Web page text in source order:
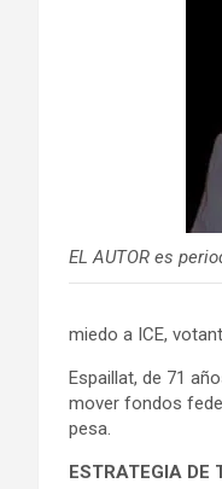
EL AUTOR es
miedo a ICE,
Espaillat, de 71
mover fondos
pesa.
ESTRATEGIA DE